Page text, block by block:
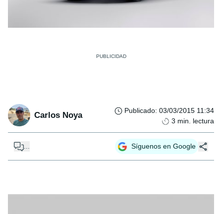
Carlos Noya Publicado: 03/03/2015 11:34
3 min. lectura
... Síguenos en Google